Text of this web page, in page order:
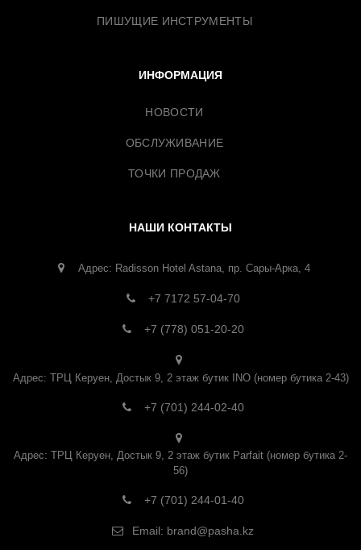
ПИШУЩИЕ ИНСТРУМЕНТЫ
ИНФОРМАЦИЯ
НОВОСТИ
ОБСЛУЖИВАНИЕ
ТОЧКИ ПРОДАЖ
НАШИ КОНТАКТЫ
Адрес: Radisson Hotel Astana, пр. Сары-Арка, 4
+7 7172 57-04-70
+7 (778) 051-20-20
Адрес: ТРЦ Керуен, Достык 9, 2 этаж бутик INO (номер бутика 2-43)
+7 (701) 244-02-40
Адрес: ТРЦ Керуен, Достык 9, 2 этаж бутик Parfait (номер бутика 2-
56)
+7 (701) 244-01-40
Email: brand@pasha.kz